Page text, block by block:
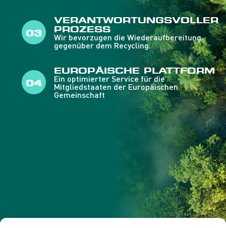
VERANTWORTUNGSVOLLER
PROZESS
Wir bevorzugen die Wiederaufbereitung
gegenüber dem Recycling.
EUROPÄISCHE PLATTFORM
Ein optimierter Service für die
Mitgliedstaaten der Europäischen
Gemeinschaft